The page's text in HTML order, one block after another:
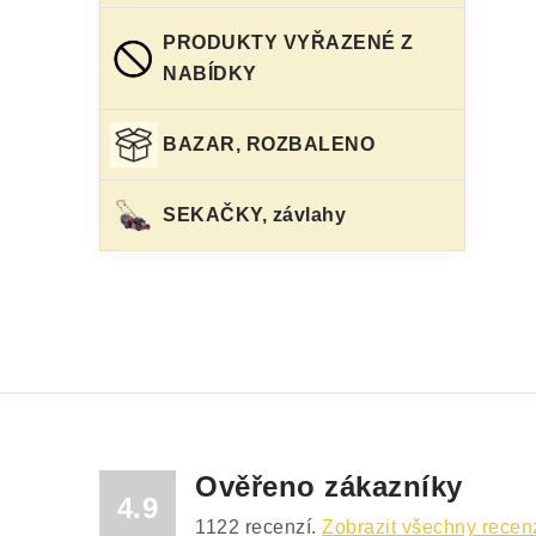
PRODUKTY VYŘAZENÉ Z
NABÍDKY
BAZAR, ROZBALENO
SEKAČKY, závlahy
4.9
Ověřeno zákazníky
1122 recenzí. Zobrazit všechny